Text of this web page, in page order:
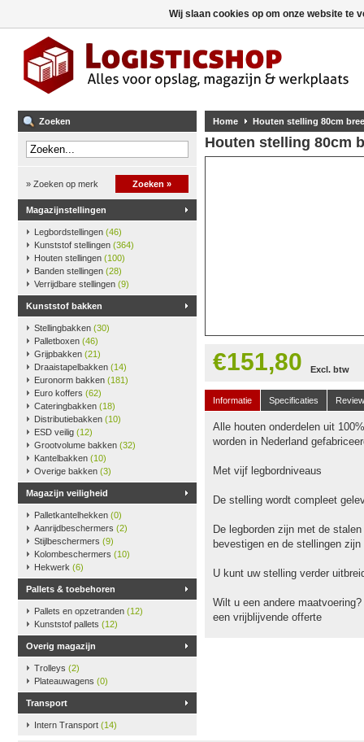
Zoeken
» Zoeken op merk Zoeken »
Magazijnstellingen
Legbordstellingen (46)
Kunststof stellingen (364)
Houten stellingen (100)
Banden stellingen (28)
Verrijdbare stellingen (9)
Kunststof bakken
Stellingbakken (30)
Palletboxen (46)
Grijpbakken (21)
Draaistapelbakken (14)
Euronorm bakken (181)
Euro koffers (62)
Cateringbakken (18)
Distributiebakken (10)
ESD veilig (12)
Grootvolume bakken (32)
Kantelbakken (10)
Overige bakken (3)
Magazijn veiligheid
Palletkantelhekken (0)
Aanrijdbeschermers (2)
Stijlbeschermers (9)
Kolombeschermers (10)
Hekwerk (6)
Pallets & toebehoren
Pallets en opzetranden (12)
Kunststof pallets (12)
Overig magazijn
Trolleys (2)
Plateauwagens (0)
Transport
Intern Transport (14)
Home Houten stelling 80cm
Houten stelling 80cm
€151,80 Excl. btw
Informatie Specificaties
Alle houten onderdelen uit
worden in Nederland
Met vijf legbordniveaus
De stelling wordt compleet
De legborden zijn met de
bevestigen en de stellingen
U kunt uw stelling verder
Wilt u een andere
een vrijblijvende offerte
Wij slaan cookies op om onze website te